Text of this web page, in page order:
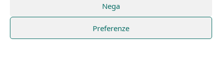
Nega
Preferenze